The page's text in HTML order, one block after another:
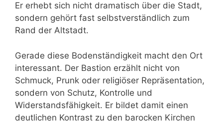
Er erhebt sich nicht dramatisch über die Stadt,
sondern gehört fast selbstverständlich zum
Rand der Altstadt.
Gerade diese Bodenständigkeit macht den Ort
interessant. Der Bastion erzählt nicht von
Schmuck, Prunk oder religiöser Repräsentation,
sondern von Schutz, Kontrolle und
Widerstandsfähigkeit. Er bildet damit einen
deutlichen Kontrast zu den barocken Kirchen